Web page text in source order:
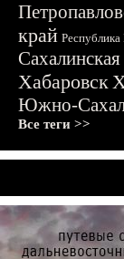
край Республика
Сахалинская
Хабаровск
Южно-
Все теги >>